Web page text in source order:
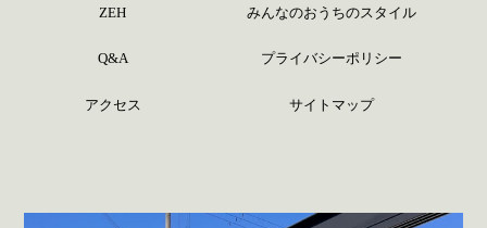
ZEH
Q&A
アクセス
みんなのおうちのスタイル
プライバシーポリシー
サイトマップ